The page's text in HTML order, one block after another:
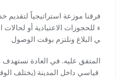
فرقنا موزعة استراتيجياً
ء للحجوزات الاعتيادية أو
ي البلاغ ونلتزم بوقت الوصول
المتفق عليه. في العادة
قياسي داخل المدينة (يختلف